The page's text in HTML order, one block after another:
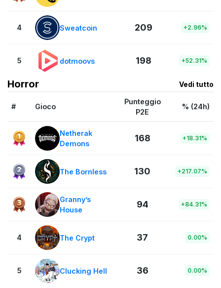
4 Sweatcoin 209 +2.96%
5 dotmoovs 198 +52.31%
Horror Vedi tutto
# Gioco
Punteggio
P2E
% (24h)
Netherak
Demons
168 +18.31%
The Bornless 130 +217.07%
Granny’s
House
94 +84.31%
4 The Crypt 37 0.00%
5 Clucking Hell 36 0.00%